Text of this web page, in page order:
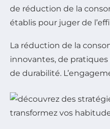
de réduction de la
établis pour juger de
La réduction de la
innovantes, de
de durabilité.